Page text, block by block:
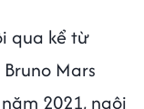
qua kể từ
Mars
2021, ngôi